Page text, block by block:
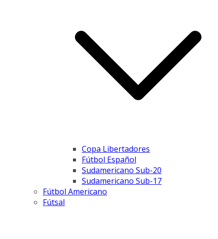
Copa Libertadores
Fútbol Español
Sudamericano Sub-20
Sudamericano Sub-17
Fútbol Americano
Fútsal